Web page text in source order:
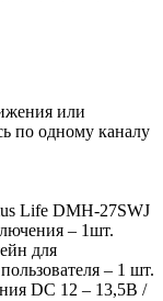
или
по одному каналу
Life DMH-27SWJ
– 1шт.
для
– 1 шт.
DC 12 – 13,5В /